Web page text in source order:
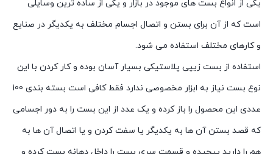
یکی از انواع بست های موجود در بازار و یکی از ساده ترین وسایلی
است که از آن برای بستن و اتصال اجسام مختلف به یکدیگر در صنایع
و کارهای مختلف استفاده می شود.
استفاده از بست زیپی پلاستیکی بسیار آسان بوده و کار کردن با این
نوع بست نیاز به ابزار مخصوصی ندارد فقط کافی است بسته بندی 100
عددی این محصول را باز کرده و یک عدد از این بست را به دور اجسامی
که قصد بستن آن ها به یکدیگر یا سفت کردن و یا اتصال آن ها به